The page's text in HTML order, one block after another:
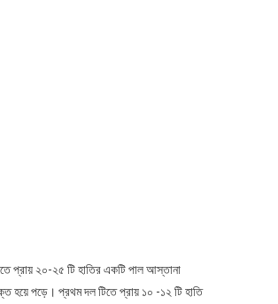
প্রায় ২০-২৫ টি হাতির একটি পাল আস্তানা
হয়ে পড়ে। প্রথম দল টিতে প্রায় ১০ -১২ টি হাতি